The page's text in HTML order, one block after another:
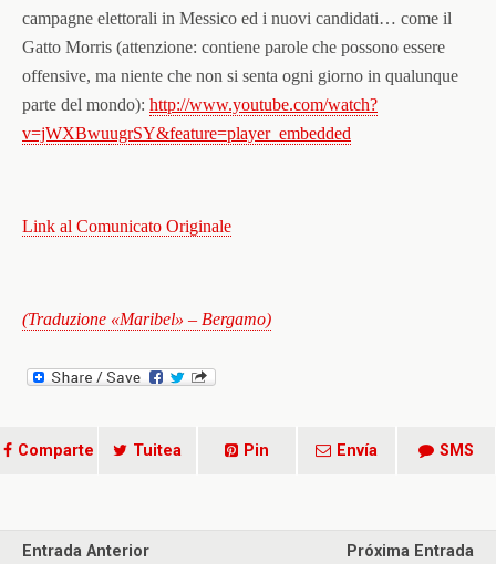
campagne elettorali in Messico ed i nuovi candidati… come il
Gatto Morris (attenzione: contiene parole che possono essere
offensive, ma niente che non si senta ogni giorno in qualunque
parte del mondo): http://www.youtube.com/watch?
v=jWXBwuugrSY&feature=player_ embedded
Link al Comunicato Originale
(Traduzione «Maribel» – Bergamo)
Comparte Tuitea Pin Envía SMS
Entrada Anterior
Próxima Entrada